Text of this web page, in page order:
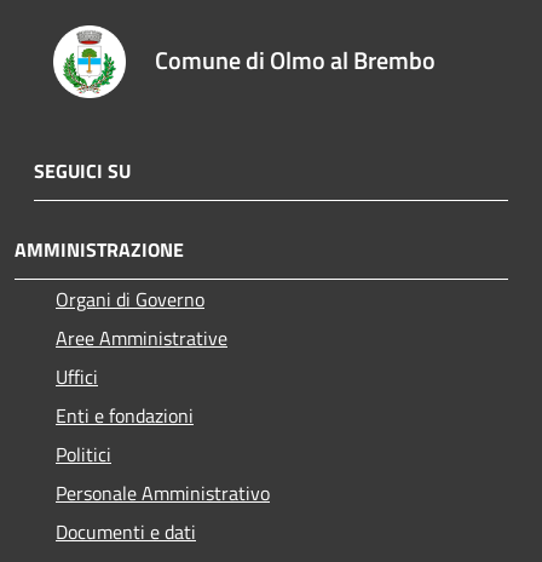
Comune di Olmo al Brembo
SEGUICI SU
AMMINISTRAZIONE
Organi di Governo
Aree Amministrative
Uffici
Enti e fondazioni
Politici
Personale Amministrativo
Documenti e dati